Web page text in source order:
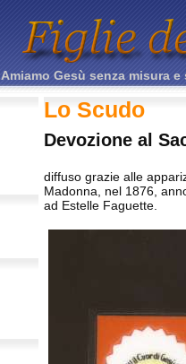
Amiamo Gesù senza misura
Lo Scudo
Devozione al
diffuso grazie alle
Madonna, nel 1876,
ad Estelle Faguette.